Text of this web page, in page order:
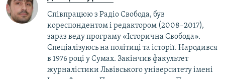
Співпрацюю з Радіо Свобода, був
кореcпондентом і редактором (2008–2017),
зараз веду програму «Історична Свобода».
Спеціалізуюсь на політиці та історії. Народився
в 1976 році у Сумах. Закінчив факультет
журналістики Львівського університету імені